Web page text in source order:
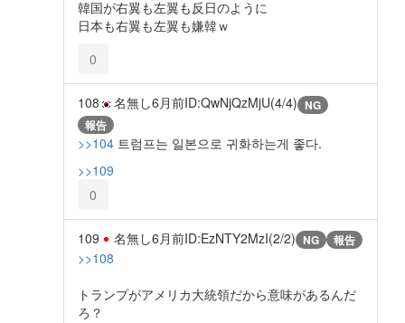
韓国が右翼も左翼も反日のように
日本も右翼も左翼も嫌韓ｗ
0
108 名無し6月前ID:QwNjQzMjU(4/4) NG
報告
>>104 트럼프는 일본으로 귀화하는게 좋다.
>>109
0
109 名無し6月前ID:EzNTY2MzI(2/2) NG 報告
>>108
トランプがアメリカ大統領だから意味があるんだ
ろ？